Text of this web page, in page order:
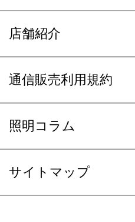
店舗紹介
通信販売利用規約
照明コラム
サイトマップ